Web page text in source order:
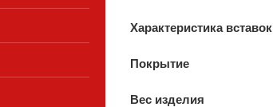
Характеристика вставок
Покрытие
Вес изделия